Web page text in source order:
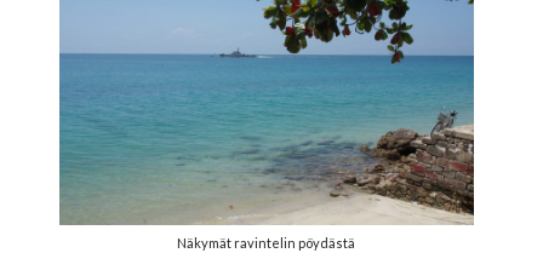
Näkymät ravintelin pöydästä